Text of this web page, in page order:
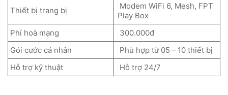
Thiết bị trang bị
Modem WiFi 6, Mesh, FPT
Play Box
Phí hoà mạng
300.000đ
Gói cước cá nhân
Phù hợp từ 05 – 10 thiết bị
Hỗ trợ kỹ thuật
Hỗ trợ 24/7